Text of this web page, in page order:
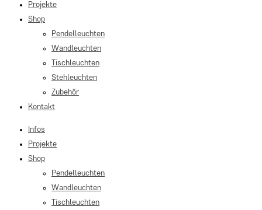
Projekte
Shop
Pendelleuchten
Wandleuchten
Tischleuchten
Stehleuchten
Zubehör
Kontakt
Infos
Projekte
Shop
Pendelleuchten
Wandleuchten
Tischleuchten